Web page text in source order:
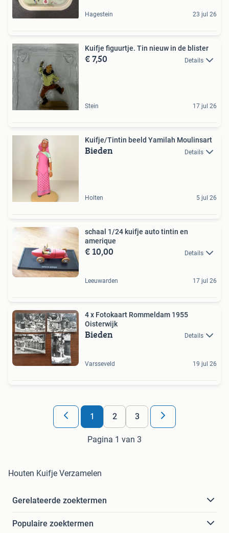
Hagestein 23 jul 26
Kuifje figuurtje. Tin nieuw in de blister
€ 7,50 Details
Stein 17 jul 26
Kuifje/Tintin beeld Yamilah Moulinsart
Bieden Details
Holten 5 jul 26
schaal 1/24 kuifje auto tintin en
amerique
€ 10,00 Details
Leeuwarden 17 jul 26
4 x Fotokaart Rommeldam 1955
Oisterwijk
Bieden Details
Varsseveld 19 jul 26
1 2 3
Pagina 1 van 3
Houten Kuifje Verzamelen
Gerelateerde zoektermen
Populaire zoektermen